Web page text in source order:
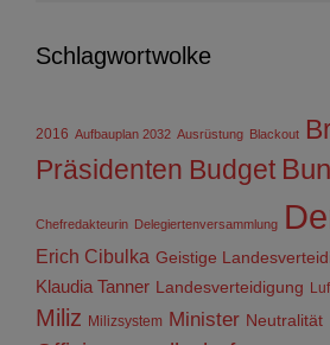
Schlagwortwolke
2016 Aufbauplan 2032 Ausrüstung Blackout
Präsidenten Budget
Chefredakteurin Delegiertenversammlung
Erich Cibulka Geistige
Klaudia Tanner Landesverteidigung
Miliz Milizsystem Minister Neutralität